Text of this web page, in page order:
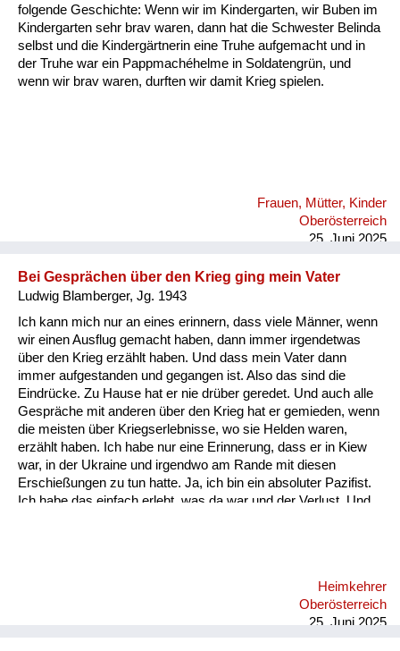
folgende Geschichte: Wenn wir im Kindergarten, wir Buben im
Kindergarten sehr brav waren, dann hat die Schwester Belinda
selbst und die Kindergärtnerin eine Truhe aufgemacht und in
der Truhe war ein Pappmachéhelme in Soldatengrün, und
wenn wir brav waren, durften wir damit Krieg spielen.
Frauen, Mütter, Kinder
Oberösterreich
25. Juni 2025
Bei Gesprächen über den Krieg ging mein Vater
Ludwig Blamberger, Jg. 1943
Ich kann mich nur an eines erinnern, dass viele Männer, wenn
wir einen Ausflug gemacht haben, dann immer irgendetwas
über den Krieg erzählt haben. Und dass mein Vater dann
immer aufgestanden und gegangen ist. Also das sind die
Eindrücke. Zu Hause hat er nie drüber geredet. Und auch alle
Gespräche mit anderen über den Krieg hat er gemieden, wenn
die meisten über Kriegserlebnisse, wo sie Helden waren,
erzählt haben. Ich habe nur eine Erinnerung, dass er in Kiew
war, in der Ukraine und irgendwo am Rande mit diesen
Erschießungen zu tun hatte. Ja, ich bin ein absoluter Pazifist.
Ich habe das einfach erlebt, was da war und der Verlust. Und
über Kontinente hinweg anbrüllt, und das ist einfach eineHeimkehrer
Oberösterreich
25. Juni 2025